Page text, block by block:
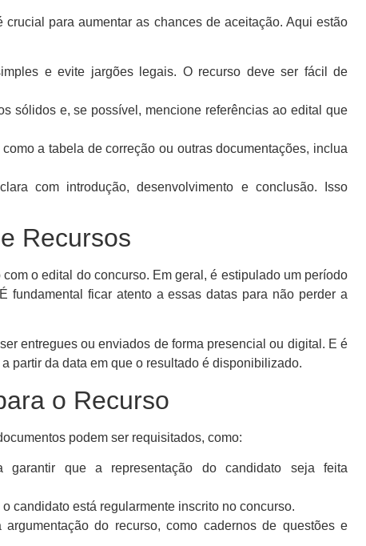
para aumentar as chances de aceitação. Aqui estão
e evite jargões legais. O recurso deve ser fácil de
sólidos e, se possível, mencione referências ao edital que
a tabela de correção ou outras documentações, inclua
com introdução, desenvolvimento e conclusão. Isso
Recursos
o edital do concurso. Em geral, é estipulado um período
ficar atento a essas datas para não perder a
entregues ou enviados de forma presencial ou digital. E é
partir da data em que o resultado é disponibilizado.
o Recurso
podem ser requisitados, como:
garantir que a representação do candidato seja feita
candidato está regularmente inscrito no concurso.
argumentação do recurso, como cadernos de questões e